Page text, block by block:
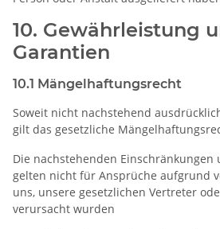
10. Gewährleistung
Garantien
10.1 Mängelhaftungsrecht
Soweit nicht nachstehend
gilt das gesetzliche
Die nachstehenden Einschränkungen
gelten nicht für Ansprüche aufgrund
uns, unsere gesetzlichen Vertreter
verursacht wurden